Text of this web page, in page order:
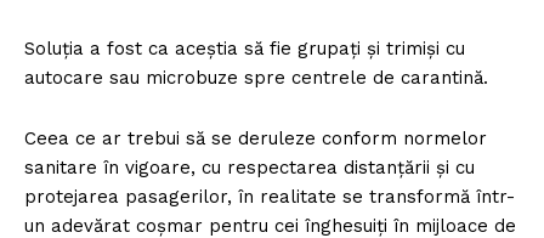
Soluția a fost ca aceștia să fie grupați și trimiși cu
autocare sau microbuze spre centrele de carantină.
Ceea ce ar trebui să se deruleze conform normelor
sanitare în vigoare, cu respectarea distanțării și cu
protejarea pasagerilor, în realitate se transformă într-
un adevărat coșmar pentru cei înghesuiți în mijloace de